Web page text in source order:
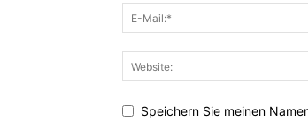
Speichern Sie meinen